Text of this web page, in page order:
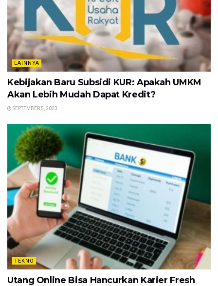
LAINNYA
Kebijakan Baru Subsidi KUR: Apakah UMKM
Akan Lebih Mudah Dapat Kredit?
SEPTEMBER 5, 2023
TEKNO
Utang Online Bisa Hancurkan Karier Fresh